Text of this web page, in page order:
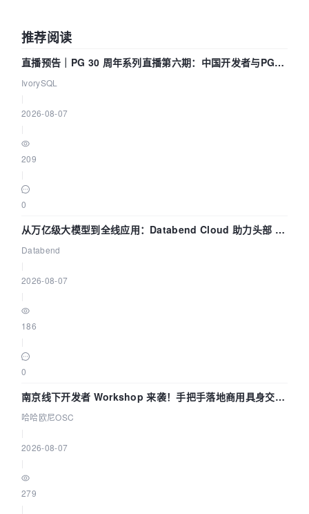
推荐阅读
直播预告｜PG 30 周年系列直播第六期：中国开发者与PG内
核——我们改得动吗？我们贡献了什么？
IvorySQL
2026-08-07
209
0
从万亿级大模型到全线应用：Databend Cloud 助力头部 AI
企业构建全链路 Trace 数据管道
Databend
2026-08-07
186
0
南京线下开发者 Workshop 来袭！手把手落地商用具身交互
智能 Agent 应用
哈哈欧尼OSC
2026-08-07
279